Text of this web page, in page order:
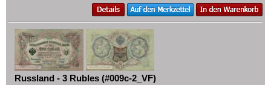
Russland - 3 Rubles (#009c-2_VF)